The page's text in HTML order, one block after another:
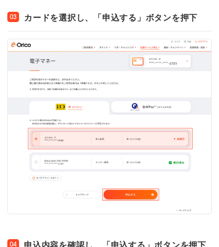
03 カードを選択し、「申込する」ボタンを押下
04 申込内容を確認し、「申込する」ボタンを押下